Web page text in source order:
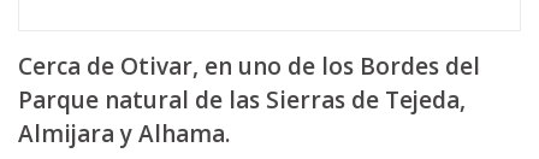
Cerca de Otivar, en uno de los Bordes del
Parque natural de las Sierras de Tejeda,
Almijara y Alhama.